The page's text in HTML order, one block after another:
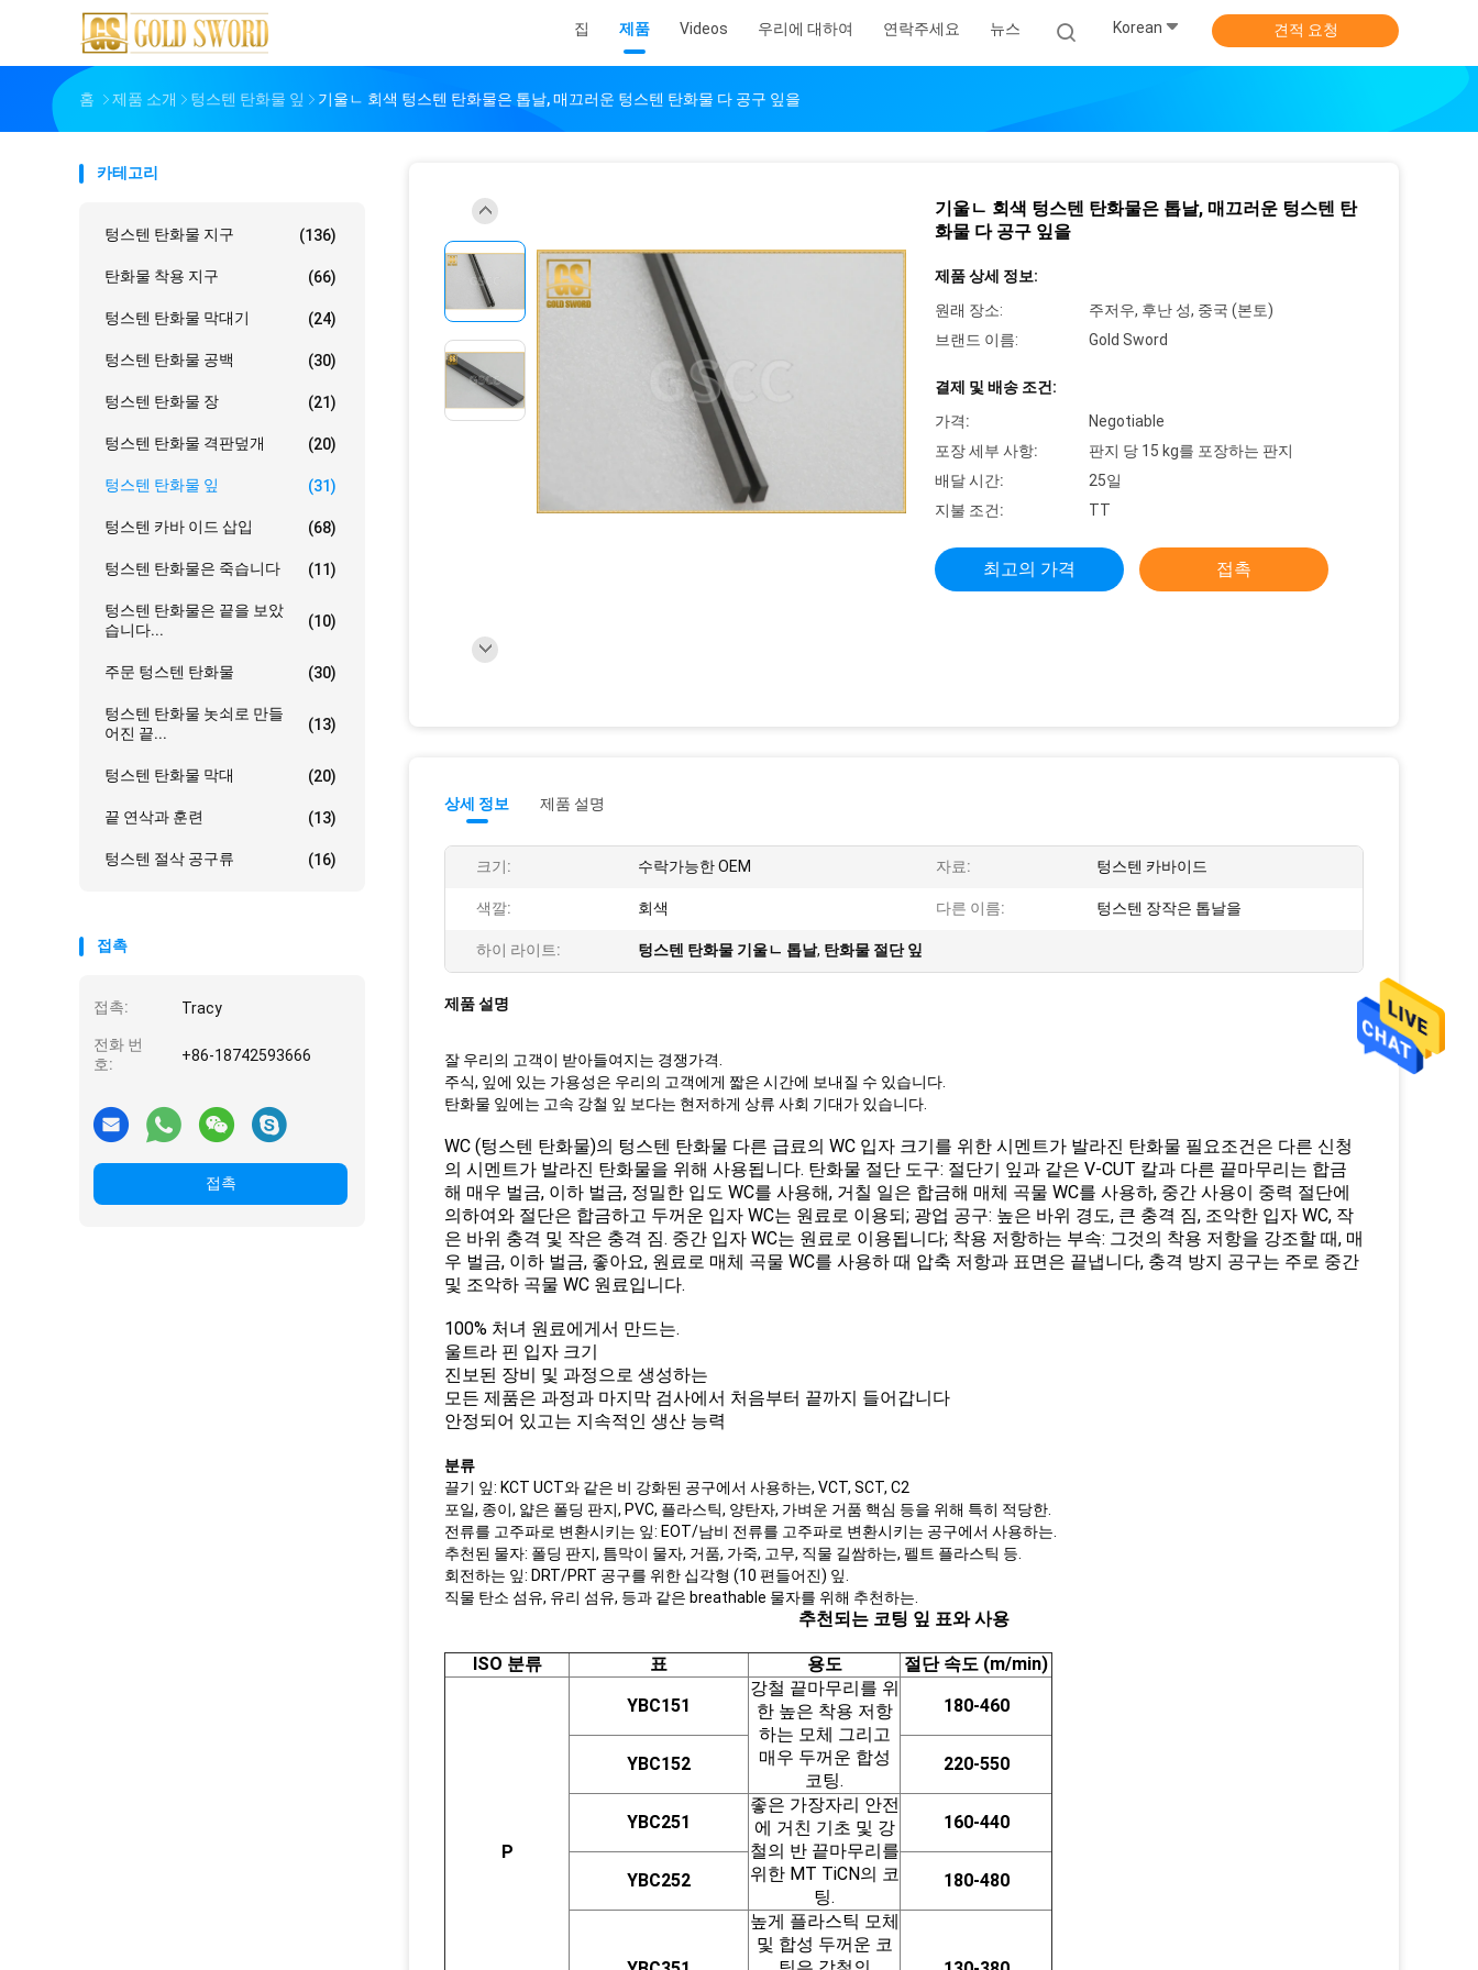
집 제품 Videos 우리에 대하여 연락주세요 뉴스 Korean 견적 요청
홈 제품 소개 텅스텐 탄화물 잎 기울ㄴ 회색 텅스텐 탄화물은 톱날, 매끄러운 텅스텐 탄화물 다 공구 잎을
카테고리
텅스텐 탄화물 지구 (136)
탄화물 착용 지구 (66)
텅스텐 탄화물 막대기 (24)
텅스텐 탄화물 공백 (30)
텅스텐 탄화물 장 (21)
텅스텐 탄화물 격판덮개 (20)
텅스텐 탄화물 잎 (31)
텅스텐 카바 이드 삽입 (68)
텅스텐 탄화물은 죽습니다 (11)
텅스텐 탄화물은 끝을 보았
습니다...
(10)
주문 텅스텐 탄화물 (30)
텅스텐 탄화물 놋쇠로 만들
어진 끝...
(13)
텅스텐 탄화물 막대 (20)
끝 연삭과 훈련 (13)
텅스텐 절삭 공구류 (16)
접촉
접촉: Tracy
전화 번
호:
+86-18742593666
접촉
기울ㄴ 회색 텅스텐 탄화물은 톱날, 매끄러운 텅스텐 탄
화물 다 공구 잎을
제품 상세 정보:
원래 장소:
주저우, 후난 성, 중국 (본토)
브랜드 이름:
Gold Sword
결제 및 배송 조건:
가격:
Negotiable
포장 세부 사항:
판지 당 15 kg를 포장하는 판지
배달 시간:
25일
지불 조건:
TT
최고의 가격 접촉
상세 정보 제품 설명
크기: 수락가능한 OEM 자료: 텅스텐 카바이드
색깔: 회색 다른 이름: 텅스텐 장작은 톱날을
하이 라이트: 텅스텐 탄화물 기울ㄴ 톱날, 탄화물 절단 잎
제품 설명
잘 우리의 고객이 받아들여지는 경쟁가격.
주식, 잎에 있는 가용성은 우리의 고객에게 짧은 시간에 보내질 수 있습니다.
탄화물 잎에는 고속 강철 잎 보다는 현저하게 상류 사회 기대가 있습니다.
WC (텅스텐 탄화물)의 텅스텐 탄화물 다른 급료의 WC 입자 크기를 위한 시멘트가 발라진 탄화물 필요조건은 다른 신청
의 시멘트가 발라진 탄화물을 위해 사용됩니다. 탄화물 절단 도구: 절단기 잎과 같은 V-CUT 칼과 다른 끝마무리는 합금
해 매우 벌금, 이하 벌금, 정밀한 입도 WC를 사용해, 거칠 일은 합금해 매체 곡물 WC를 사용하, 중간 사용이 중력 절단에
의하여와 절단은 합금하고 두꺼운 입자 WC는 원료로 이용되; 광업 공구: 높은 바위 경도, 큰 충격 짐, 조악한 입자 WC, 작
은 바위 충격 및 작은 충격 짐. 중간 입자 WC는 원료로 이용됩니다; 착용 저항하는 부속: 그것의 착용 저항을 강조할 때, 매
우 벌금, 이하 벌금, 좋아요, 원료로 매체 곡물 WC를 사용하 때 압축 저항과 표면은 끝냅니다, 충격 방지 공구는 주로 중간
및 조악하 곡물 WC 원료입니다.
100% 처녀 원료에게서 만드는.
울트라 핀 입자 크기
진보된 장비 및 과정으로 생성하는
모든 제품은 과정과 마지막 검사에서 처음부터 끝까지 들어갑니다
안정되어 있고는 지속적인 생산 능력
분류
끌기 잎: KCT UCT와 같은 비 강화된 공구에서 사용하는, VCT, SCT, C2
포일, 종이, 얇은 폴딩 판지, PVC, 플라스틱, 양탄자, 가벼운 거품 핵심 등을 위해 특히 적당한.
전류를 고주파로 변환시키는 잎: EOT/남비 전류를 고주파로 변환시키는 공구에서 사용하는.
추천된 물자: 폴딩 판지, 틈막이 물자, 거품, 가죽, 고무, 직물 길쌈하는, 펠트 플라스틱 등.
회전하는 잎: DRT/PRT 공구를 위한 십각형 (10 편들어진) 잎.
직물 탄소 섬유, 유리 섬유, 등과 같은 breathable 물자를 위해 추천하는.
추천되는 코팅 잎 표와 사용
ISO 분류 표 용도 절단 속도 (m/min)
P
YBC151
강철 끝마무리를 위
한 높은 착용 저항
하는 모체 그리고
매우 두꺼운 합성
코팅.
180-460
YBC152 220-550
YBC251
좋은 가장자리 안전
에 거친 기초 및 강
철의 반 끝마무리를
위한 MT TiCN의 코
팅.
160-440
YBC252 180-480
높게 플라스틱 모체
및 합성 두꺼운 코